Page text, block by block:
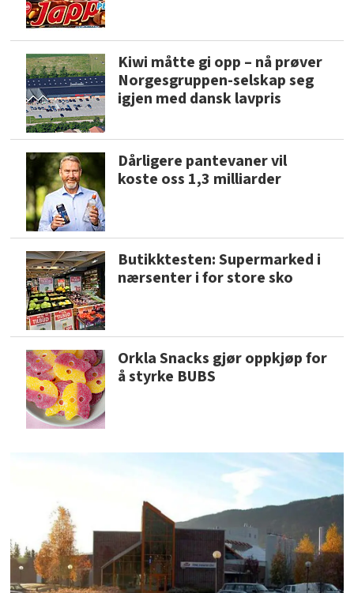
Kiwi måtte gi opp – nå prøver
Norgesgruppen-selskap seg
igjen med dansk lavpris
Dårligere pantevaner vil
koste oss 1,3 milliarder
Butikktesten: Supermarked i
nærsenter i for store sko
Orkla Snacks gjør oppkjøp for
å styrke BUBS